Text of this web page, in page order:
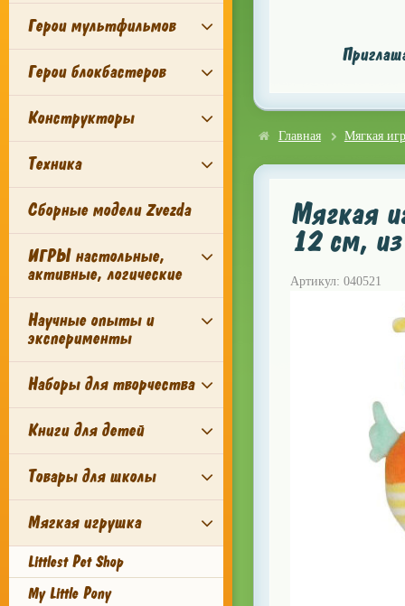
Герои мультфильмов
Герои блокбастеров
Конструкторы
Техника
Сборные модели Zvezda
ИГРЫ настольные,
активные, логические
Научные опыты и
эксперименты
Наборы для творчества
Книги для детей
Товары для школы
Мягкая игрушка
Littlest Pet Shop
My Little Pony
Главная Мягкая
Мягкая
12 см,
Артикул: 040521